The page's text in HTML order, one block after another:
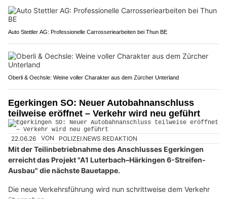
Auto Stettler AG: Professionelle Carrosseriearbeiten bei Thun BE
Oberli & Oechsle: Weine voller Charakter aus dem Zürcher Unterland
Egerkingen SO: Neuer Autobahnanschluss
teilweise eröffnet – Verkehr wird neu geführt
22.06.26 VON POLIZEI.NEWS REDAKTION
Mit der Teilinbetriebnahme des Anschlusses Egerkingen
erreicht das Projekt "A1 Luterbach–Härkingen 6-Streifen-
Ausbau" die nächste Bauetappe.
Die neue Verkehrsführung wird nun schrittweise dem Verkehr